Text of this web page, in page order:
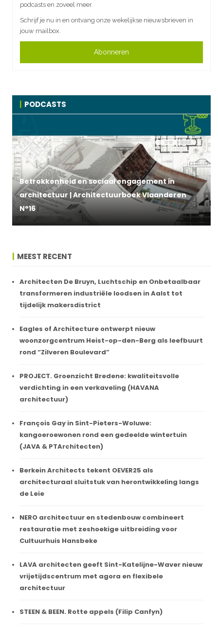
podcasts en zoveel meer.
Schrijf je nu in en ontvang onze wekelijkse nieuwsbrieven in
jouw mailbox.
Abonneren
PODCASTS
Betrokkenheid en sociaal engagement in
architectuur | Architectuurboek Vlaanderen
N°16
MEEST RECENT
Architecten De Bruyn, Luchtschip en Onbetaalbaar
transformeren industriële loodsen in Aalst tot
tijdelijk makersdistrict
Eagles of Architecture ontwerpt nieuw
woonzorgcentrum Heist-op-den-Berg als leefbuurt
rond “Zilveren Boulevard”
PROJECT. Groenzicht Bredene: kwaliteitsvolle
verdichting in een verkaveling (HAVANA
architectuur)
François Gay in Sint-Pieters-Woluwe:
kangoeroewonen rond een gedeelde wintertuin
(JAVA & PTArchitecten)
Berkein Architects tekent OEVER25 als
architecturaal sluitstuk van herontwikkeling langs
de Leie
NERO architectuur en stedenbouw combineert
restauratie met zeshoekige uitbreiding voor
Cultuurhuis Hansbeke
LAVA architecten geeft Sint-Katelijne-Waver nieuw
vrijetijdscentrum met agora en flexibele
architectuur
STEEN & BEEN. Rotte appels (Filip Canfyn)